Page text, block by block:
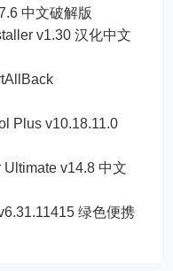
中文破解版
v1.30 汉化中文
Plus v10.18.11.0
v14.8 中文
绿色便携